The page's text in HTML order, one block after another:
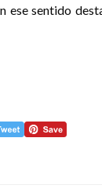
ese sentido